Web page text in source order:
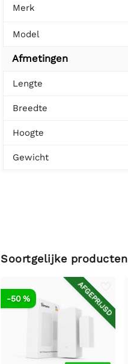
Merk
Model
Afmetingen
Lengte
Breedte
Hoogte
Gewicht
Soortgelijke producten
AFGEPRIJSD
-50 %